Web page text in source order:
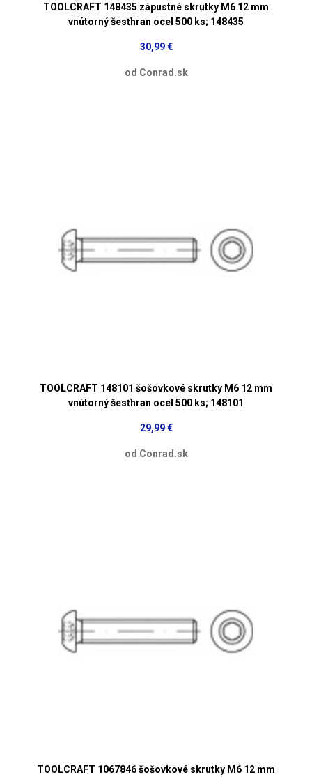
TOOLCRAFT 148435 zápustné skrutky M6 12 mm
vnútorný šesťhran ocel 500 ks; 148435
30,99 €
od Conrad.sk
TOOLCRAFT 148101 šošovkové skrutky M6 12 mm
vnútorný šesťhran ocel 500 ks; 148101
29,99 €
od Conrad.sk
TOOLCRAFT 1067846 šošovkové skrutky M6 12 mm